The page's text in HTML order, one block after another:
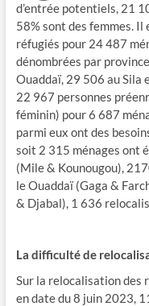
d’entrée potentiels, 21
58% sont des femmes.
réfugiés pour 24 487
dénombrées par
Ouaddaï, 29 506 au Sila
22 967 personnes
féminin) pour 6 687
parmi eux ont des
soit 2 315 ménages ont
(Mile & Kounougou),
le Ouaddaï (Gaga &
& Djabal), 1 636
La difficulté de
Sur la relocalisation des
en date du 8 juin 2023,